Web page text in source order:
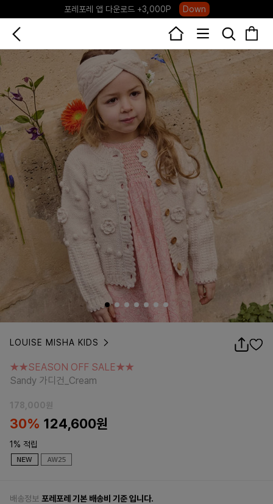
포레포레 앱 다운로드 +3,000P
Down
하우스오브캐러셀, 국내단독 프리오더(~8/10) Click
LOUISE MISHA KIDS
Sandy 가디건_Cream
★★SEASON OFF SALE★★
Sandy 가디건_Cream
178,000원
30% 124,600원
1% 적립
배송정보 포레포레 기본 배송비 기준 입니다.